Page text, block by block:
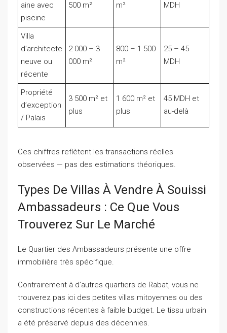
aine avec
piscine
500 m²
m²
MDH
Villa
d’architecte
neuve ou
récente
2 000 – 3
000 m²
800 – 1 500
m²
25 – 45
MDH
Propriété
d’exception
/ Palais
3 500 m² et
plus
1 600 m² et
plus
45 MDH et
au-delà
Ces chiffres reflètent les transactions réelles
observées — pas des estimations théoriques.
Types De Villas À Vendre À Souissi
Ambassadeurs : Ce Que Vous
Trouverez Sur Le Marché
Le Quartier des Ambassadeurs présente une offre
immobilière très spécifique.
Contrairement à d’autres quartiers de Rabat, vous ne
trouverez pas ici des petites villas mitoyennes ou des
constructions récentes à faible budget. Le tissu urbain
a été préservé depuis des décennies.